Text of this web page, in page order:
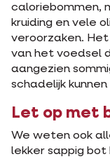
caloriebommen,
kruiding en vele
veroorzaken.
van het voedsel
aangezien
schadelijk
Let op met
We weten ook
lekker sappig